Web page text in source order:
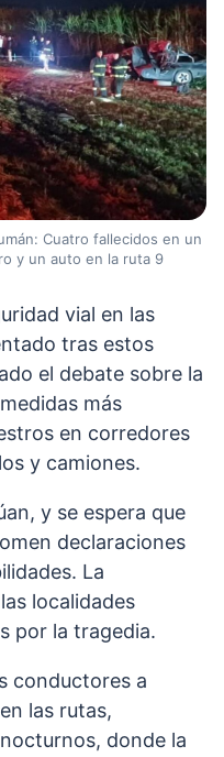
Cuatro fallecidos en un
y un auto en la ruta 9
vial en las
tras estos
el debate sobre la
más
en corredores
y camiones.
y se espera que
declaraciones
La
localidades
por la tragedia.
conductores a
las rutas,
donde la